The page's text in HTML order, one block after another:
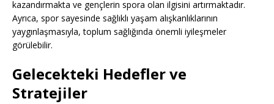
kazandırmakta ve gençlerin spora olan ilgisini artırmaktadır.
Ayrıca, spor sayesinde sağlıklı yaşam alışkanlıklarının
yaygınlaşmasıyla, toplum sağlığında önemli iyileşmeler
görülebilir.
Gelecekteki Hedefler ve
Stratejiler